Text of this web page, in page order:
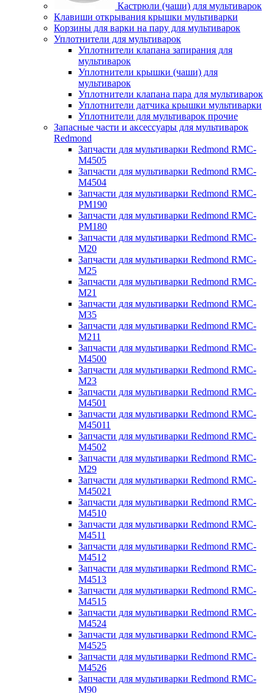
Кастрюли (чаши) для мультиварок
Клавиши открывания крышки мультиварки
Корзины для варки на пару для мультиварок
Уплотнители для мультиварок
Уплотнители клапана запирания для
мультиварок
Уплотнители крышки (чаши) для
мультиварок
Уплотнители клапана пара для мультиварок
Уплотнители датчика крышки мультиварки
Уплотнители для мультиварок прочие
Запасные части и аксессуары для мультиварок
Redmond
Запчасти для мультиварки Redmond RMC-
M4505
Запчасти для мультиварки Redmond RMC-
M4504
Запчасти для мультиварки Redmond RMC-
PM190
Запчасти для мультиварки Redmond RMC-
PM180
Запчасти для мультиварки Redmond RMC-
M20
Запчасти для мультиварки Redmond RMC-
M25
Запчасти для мультиварки Redmond RMC-
M21
Запчасти для мультиварки Redmond RMC-
M35
Запчасти для мультиварки Redmond RMC-
M211
Запчасти для мультиварки Redmond RMC-
M4500
Запчасти для мультиварки Redmond RMC-
M23
Запчасти для мультиварки Redmond RMC-
M4501
Запчасти для мультиварки Redmond RMC-
M45011
Запчасти для мультиварки Redmond RMC-
M4502
Запчасти для мультиварки Redmond RMC-
M29
Запчасти для мультиварки Redmond RMC-
M45021
Запчасти для мультиварки Redmond RMC-
M4510
Запчасти для мультиварки Redmond RMC-
M4511
Запчасти для мультиварки Redmond RMC-
M4512
Запчасти для мультиварки Redmond RMC-
M4513
Запчасти для мультиварки Redmond RMC-
M4515
Запчасти для мультиварки Redmond RMC-
M4524
Запчасти для мультиварки Redmond RMC-
M4525
Запчасти для мультиварки Redmond RMC-
M4526
Запчасти для мультиварки Redmond RMC-
M90